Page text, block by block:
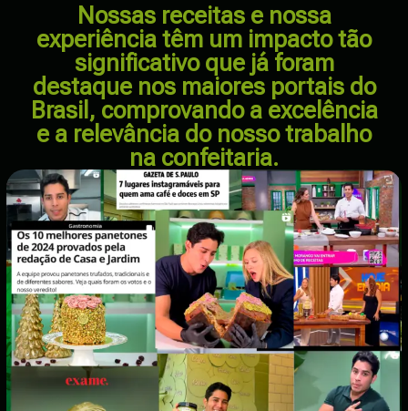
Nossas receitas e nossa
experiência têm um impacto tão
significativo que já foram
destaque nos maiores portais do
Brasil, comprovando a excelência
e a relevância do nosso trabalho
na confeitaria.